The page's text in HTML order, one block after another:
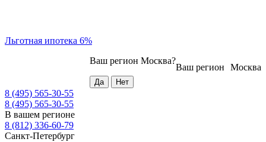
Льготная ипотека 6%
Москва
Ваш регион
Ваш регион Москва?
8 (495) 565-30-55
8 (495) 565-30-55
В вашем регионе
8 (812) 336-60-79
Санкт-Петербург